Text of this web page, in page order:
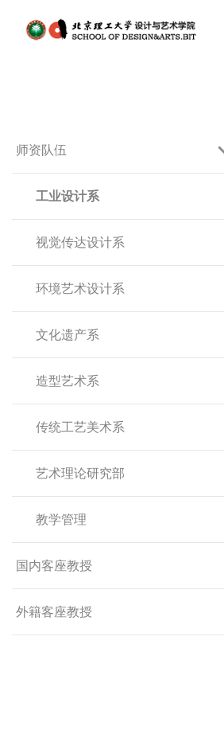
师资队伍
工业设计系
视觉传达设计系
环境艺术设计系
文化遗产系
造型艺术系
传统工艺美术系
艺术理论研究部
教学管理
国内客座教授
外籍客座教授